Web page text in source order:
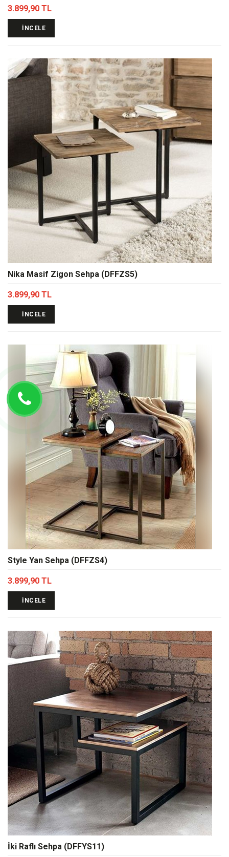
3.899,90 TL
İNCELE
Nika Masif Zigon Sehpa (DFFZS5)
3.899,90 TL
İNCELE
Style Yan Sehpa (DFFZS4)
3.899,90 TL
İNCELE
İki Raflı Sehpa (DFFYS11)